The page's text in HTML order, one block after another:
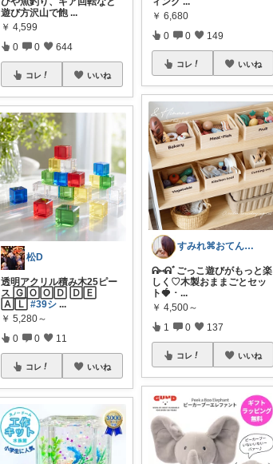
遊び方沢山で飽 ...
￥ 4,599
0 0 644
コレ いいね
松D
透明アクリル積み木25ピー
ス 🄶🄾🄾🄳 🄳🄴
🄰🄻#39シ ...
￥ 5,280～
0 0 11
コレ いいね
￥ 6,680
0 0 149
コレ いいね
すみれ⌘おてんば娘との暮らし
ᕱ⑅ᕱﾞごっこ遊びがもっと楽
しく♡木製おままごとセッ
ト🍓 ･ ...
￥ 4,500～
1 0 137
コレ いいね